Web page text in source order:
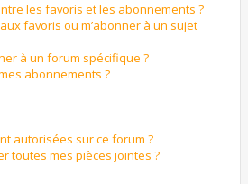
les favoris et les abonnements ?
favoris ou m’abonner à un sujet
à un forum spécifique ?
abonnements ?
autorisées sur ce forum ?
toutes mes pièces jointes ?